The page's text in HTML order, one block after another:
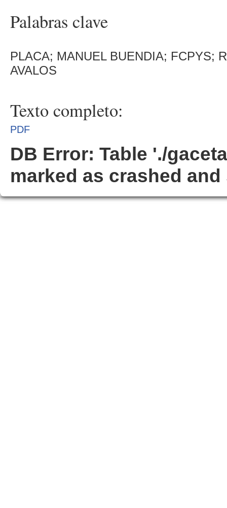
Palabras clave
PLACA; MANUEL BUENDIA; FCPYS;
AVALOS
Texto completo:
PDF
DB Error: Table './
marked as crashed